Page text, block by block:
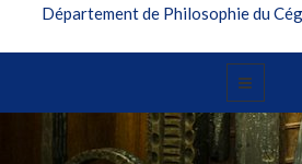
Département de Philosophie du